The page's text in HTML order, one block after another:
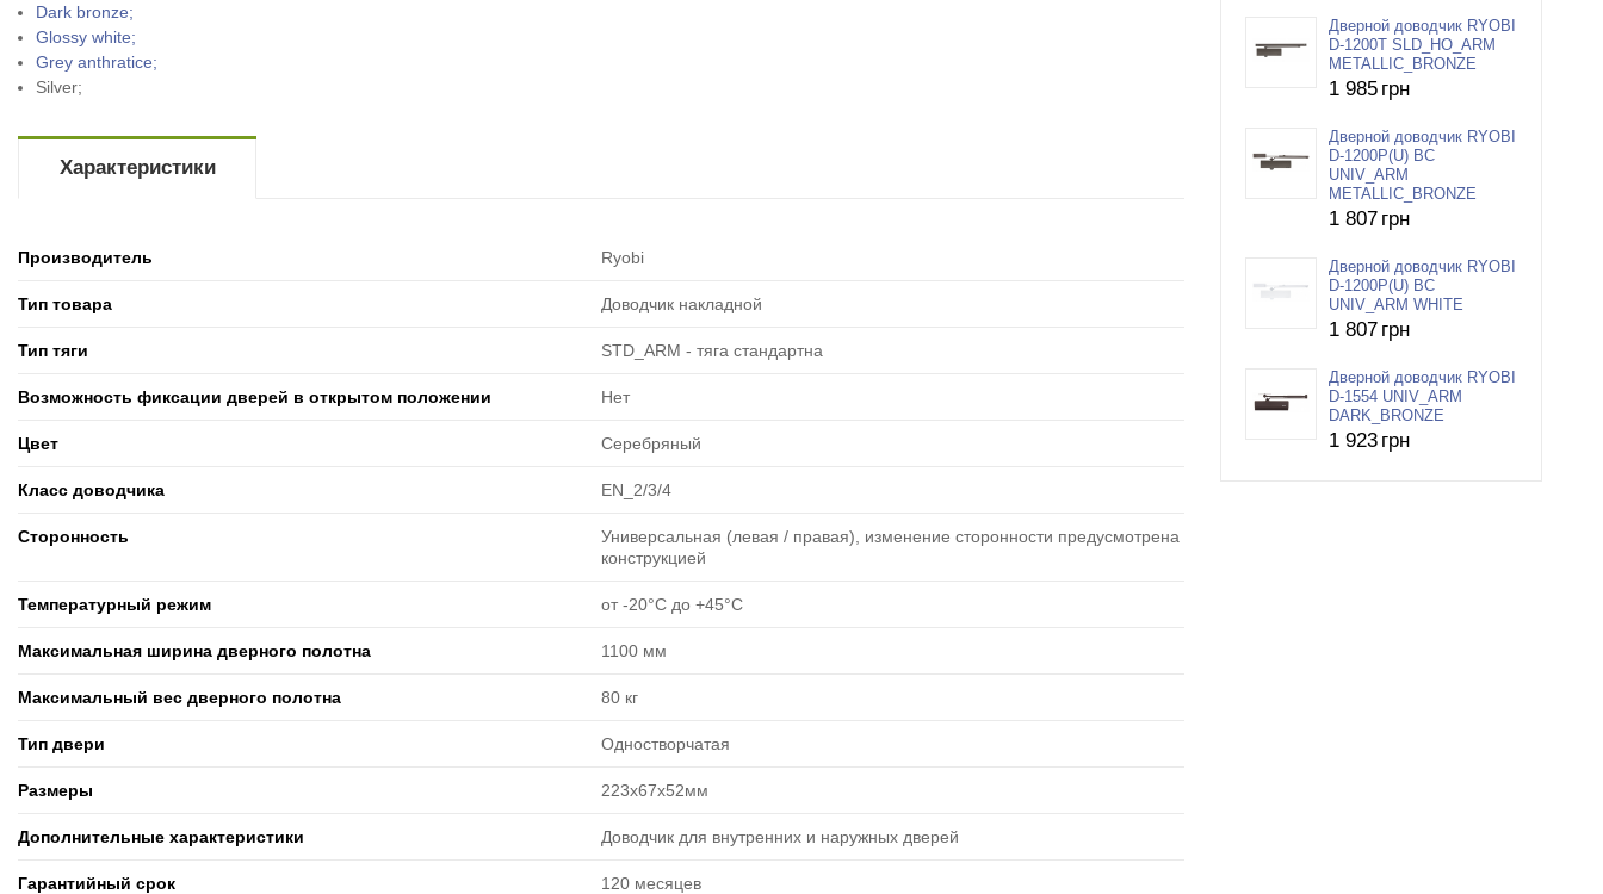
Dark bronze;
Glossy white;
Grey anthratice;
Silver;
Характеристики
Производитель Ryobi
Тип товара Доводчик накладной
Тип тяги STD_ARM - тяга стандартна
Возможность фиксации дверей в открытом положении Нет
Цвет Серебряный
Класс доводчика EN_2/3/4
Cторонность
Универсальная (левая / правая), изменение сторонности предусмотрена
конструкцией
Температурный режим от -20°C до +45°C
Максимальная ширина дверного полотна 1100 мм
Максимальный вес дверного полотна 80 кг
Тип двери Одностворчатая
Размеры 223х67х52мм
Дополнительные характеристики Доводчик для внутренних и наружных дверей
Гарантийный срок 120 месяцев
Дверной доводчик RYOBI
D-1200T SLD_HO_ARM
METALLIC_BRONZE
1 985 грн
Дверной доводчик RYOBI
D-1200P(U) BC
UNIV_ARM
METALLIC_BRONZE
1 807 грн
Дверной доводчик RYOBI
D-1200P(U) BC
UNIV_ARM WHITE
1 807 грн
Дверной доводчик RYOBI
D-1554 UNIV_ARM
DARK_BRONZE
1 923 грн